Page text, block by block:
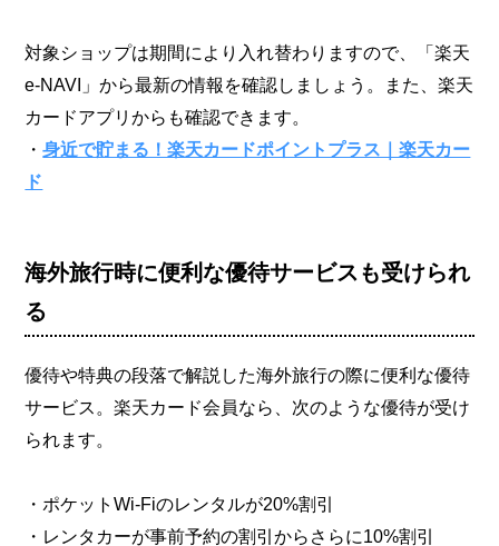
対象ショップは期間により入れ替わりますので、「楽天
e-NAVI」から最新の情報を確認しましょう。また、楽天
カードアプリからも確認できます。
・身近で貯まる！楽天カードポイントプラス｜楽天カー
ド
海外旅行時に便利な優待サービスも受けられ
る
優待や特典の段落で解説した海外旅行の際に便利な優待
サービス。楽天カード会員なら、次のような優待が受け
られます。
・ポケットWi-Fiのレンタルが20%割引
・レンタカーが事前予約の割引からさらに10%割引